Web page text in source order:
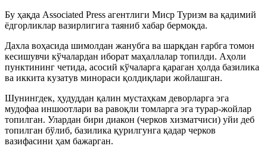
Бу ҳақда Associated Press агентлиги Миср Туризм ва қадимий
ёдгорликлар вазирлигига таяниб хабар бермоқда.
Дахла воҳасида шимолдан жанубга ва шарқдан ғарбга томон
кесишувчи кўчалардан иборат маҳаллалар топилди. Аҳоли
пунктининг четида, асосий кўчаларга қараган ҳолда базилика
ва иккита кузатув минораси қолдиқлари жойлашган.
Шунингдек, ҳудуддан қалин мустаҳкам деворларга эга
мудофаа иншоотлари ва равоқли томларга эга турар-жойлар
топилган. Улардан бири диакон (черков хизматчиси) уйи деб
топилган бўлиб, базилика қурилгунга қадар черков
вазифасини ҳам бажарган.